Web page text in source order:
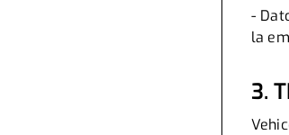
-
la
3.